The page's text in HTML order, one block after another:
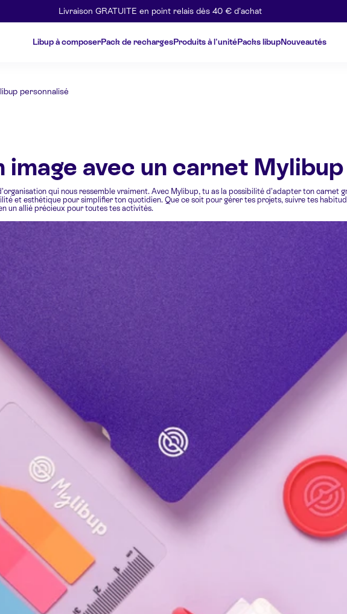
Livraison GRATUITE en point relais dès 40 € d’achat
Libup à composerPack de rechargesProduits à l'unitéPacks libupNouveautés
personnalisé
image avec un carnet
qui nous ressemble vraiment. Avec Mylibup, tu as la possibilité d’adapter ton carnet
et esthétique pour simplifier ton quotidien. Que ce soit pour gérer tes projets, suivre tes
un allié précieux pour toutes tes activités.